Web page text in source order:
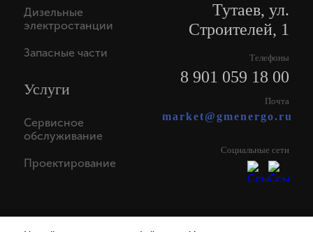
Дизельные
электростанции
Запасные части
Услуги
Сервисное
обслуживание
Проектирование
Тутаев, ул.
Строителей, 1
Телефоны
8 901 059 18 00
Почта
market@gmenergo.ru
Социальные сети